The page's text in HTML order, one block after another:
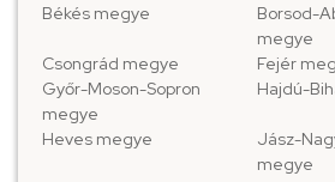
Békés megye
Borsod-
megye
Csongrád megye
Fejér
Győr-Moson-Sopron
megye
Hajdú-
Heves megye
Jász-
megye